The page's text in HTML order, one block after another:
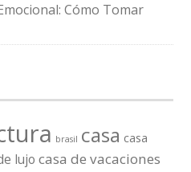
Cómo Tomar
brasil casa casa
lujo casa de vacaciones